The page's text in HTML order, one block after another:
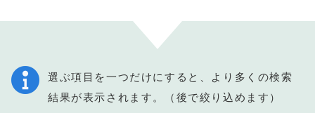
選ぶ項目を一つだけにすると、より多くの検索
結果が表示されます。（後で絞り込めます）